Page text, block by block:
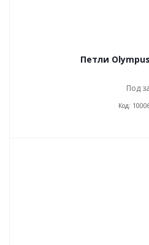
Петли
Под
Код: